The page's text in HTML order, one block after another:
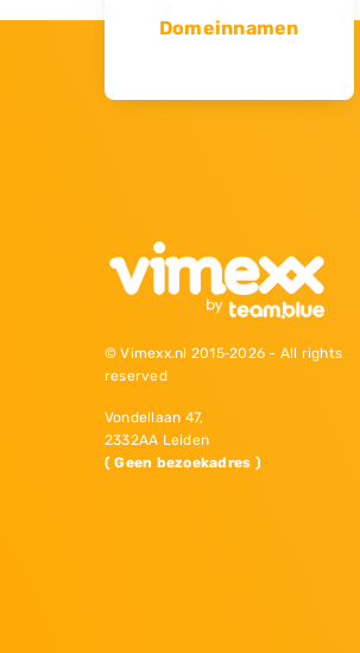
Domeinnamen
© Vimexx.nl 2015‐2026 - All rights
reserved
Vondellaan 47,
2332AA Leiden
( Geen bezoekadres )